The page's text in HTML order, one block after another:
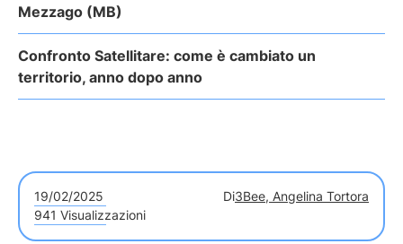
Mezzago (MB)
Confronto Satellitare: come è cambiato un
territorio, anno dopo anno
19/02/2025 Di3Bee, Angelina Tortora
941 Visualizzazioni